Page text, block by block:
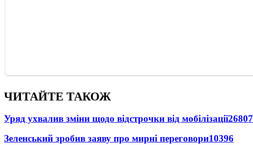
ЧИТАЙТЕ ТАКОЖ
Уряд ухвалив зміни щодо відстрочки від мобілізації26807
Зеленський зробив заяву про мирні переговори10396